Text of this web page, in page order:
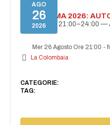
AGO
26
2026
BELLISSIMA 2026:
26 agosto | 21:00–24:00
Mer 26 Agosto Ore 21:00 -
La Colombaia
CATEGORIE:
TAG: